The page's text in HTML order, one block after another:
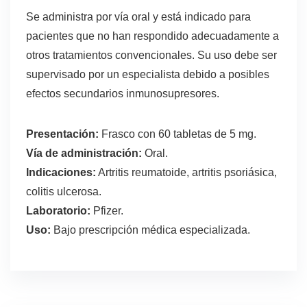
Se administra por vía oral y está indicado para
pacientes que no han respondido adecuadamente a
otros tratamientos convencionales. Su uso debe ser
supervisado por un especialista debido a posibles
efectos secundarios inmunosupresores.
Presentación: Frasco con 60 tabletas de 5 mg.
Vía de administración: Oral.
Indicaciones: Artritis reumatoide, artritis psoriásica,
colitis ulcerosa.
Laboratorio: Pfizer.
Uso: Bajo prescripción médica especializada.